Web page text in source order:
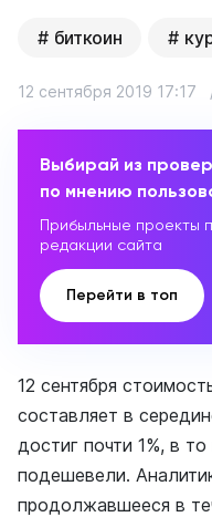
биткоин
12 сентября 2019 17:17
Выбирай из
по мнению
Прибыльные проекты
редакции сайта
Перейти в топ
12 сентября
составляет в
достиг почти 1%, в
подешевели.
продолжавшееся в